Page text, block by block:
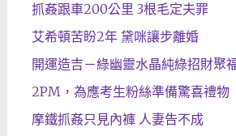
抓姦跟車200公里 3根毛定夫罪
艾希頓苦盼2年 黛咪讓步離婚
開運造吉－綠幽靈水晶純綠招財聚
2PM，為應考生粉絲準備驚喜禮物
摩鐵抓姦只見內褲 人妻告不成